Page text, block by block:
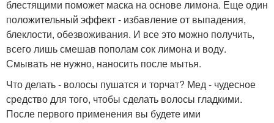
блестящими поможет маска на основе лимона. Еще один
положительный эффект - избавление от выпадения,
блеклости, обезвоживания. И все это можно получить,
всего лишь смешав пополам сок лимона и воду.
Смывать не нужно, наносить после мытья.
Что делать - волосы пушатся и торчат? Мед - чудесное
средство для того, чтобы сделать волосы гладкими.
После первого применения вы будете ими